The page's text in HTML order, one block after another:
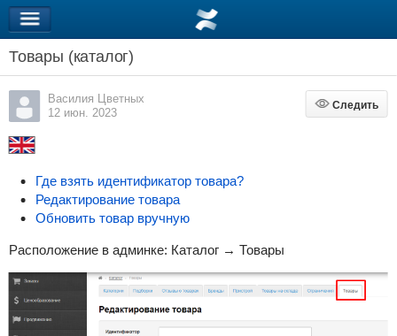
Товары (каталог)
Василия Цветных
12 июн. 2023
Следить
Следить
Где взять идентификатор товара?
Редактирование товара
Обновить товар вручную
Расположение в админке: Каталог → Товары